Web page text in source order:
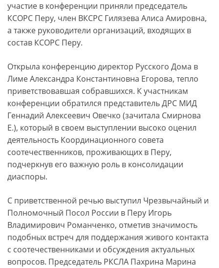
участие в конференции приняли председатель
КСОРС Перу, член ВКСРС Гилязева Алиса Амировна,
а также руководители организаций, входящих в
состав КСОРС Перу.
Открыла конференцию директор Русского Дома в
Лиме Александра Константиновна Егорова, тепло
приветствовавшая собравшихся. К участникам
конференции обратился представитель ДРС МИД
Геннадий Алексеевич Овечко (зачитала Смирнова
Е.), который в своем выступлении высоко оценил
деятельность Координационного совета
соотечественников, проживающих в Перу,
подчеркнув его важную роль в консолидации
диаспоры.
С приветственной речью выступил Чрезвычайный и
Полномочный Посол России в Перу Игорь
Владимирович Романченко, отметив значимость
подобных встреч для поддержания живого контакта
с соотечественниками и обсуждения актуальных
вопросов. Председатель РКСЛА Пахрина Марина